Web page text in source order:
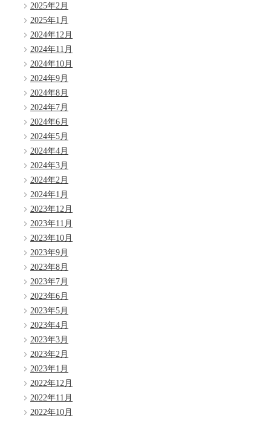
2025年2月
2025年1月
2024年12月
2024年11月
2024年10月
2024年9月
2024年8月
2024年7月
2024年6月
2024年5月
2024年4月
2024年3月
2024年2月
2024年1月
2023年12月
2023年11月
2023年10月
2023年9月
2023年8月
2023年7月
2023年6月
2023年5月
2023年4月
2023年3月
2023年2月
2023年1月
2022年12月
2022年11月
2022年10月